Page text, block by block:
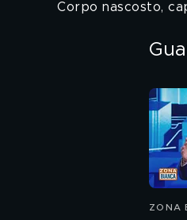
Corpo nascosto,
ZONA